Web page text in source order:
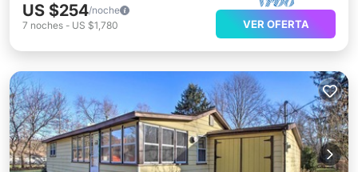
US $254/noche
7 noches - US $1,780 VER OFERTA